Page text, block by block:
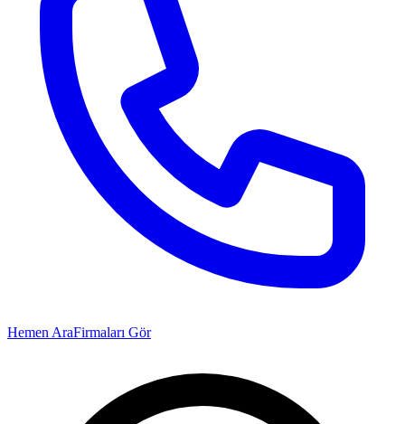
Hemen AraFirmaları Gör